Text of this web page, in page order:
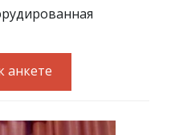
анкете